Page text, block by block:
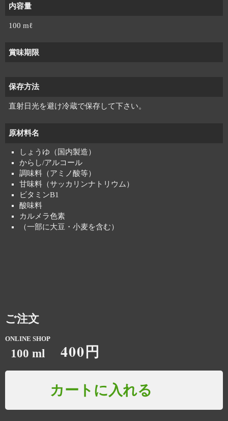
内容量
100 mℓ
賞味期限
保存方法
直射日光を避け冷蔵で保存して下さい。
原材料名
しょうゆ（国内製造）
からし/アルコール
調味料（アミノ酸等）
甘味料（サッカリンナトリウム）
ビタミンB1
酸味料
カルメラ色素
（一部に大豆・小麦を含む）
ご注文
ONLINE SHOP
100 ml 400円
カートに入れる